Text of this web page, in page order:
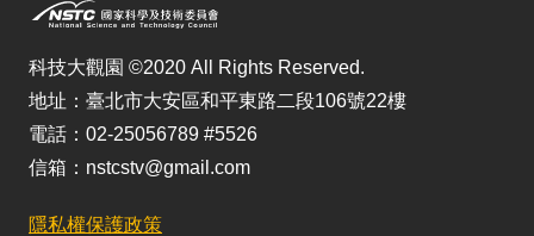
科技大觀園 ©2020 All Rights Reserved.
地址：臺北市大安區和平東路二段106號22樓
電話：02-25056789 #5526
信箱：nstcstv@gmail.com
隱私權保護政策